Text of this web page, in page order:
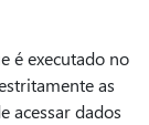
é executado no
as
acessar dados